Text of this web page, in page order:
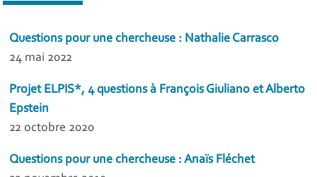
Questions pour une chercheuse : Nathalie Carrasco
24 mai 2022
Projet ELPIS*, 4 questions à François Giuliano et Alberto
Epstein
22 octobre 2020
Questions pour une chercheuse : Anaïs Fléchet